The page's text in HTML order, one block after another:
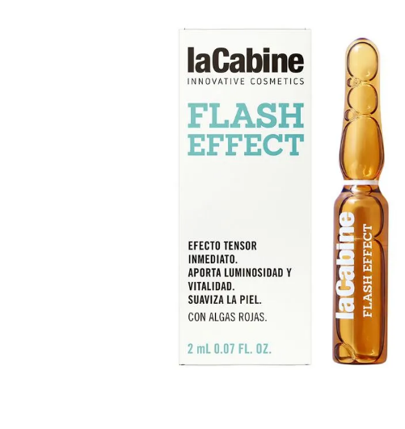
6 manic panic
8. tocobo
9. protectores termicos